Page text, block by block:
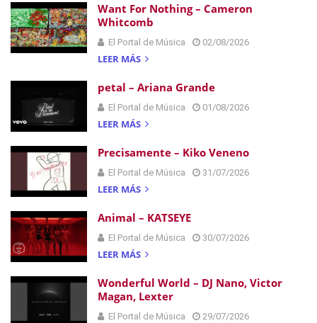
Want For Nothing – Cameron
Whitcomb
El Portal de Música 02/08/2026
LEER MÁS
petal – Ariana Grande
El Portal de Música 01/08/2026
LEER MÁS
Precisamente – Kiko Veneno
El Portal de Música 31/07/2026
LEER MÁS
Animal – KATSEYE
El Portal de Música 30/07/2026
LEER MÁS
Wonderful World – DJ Nano, Victor
Magan, Lexter
El Portal de Música 29/07/2026